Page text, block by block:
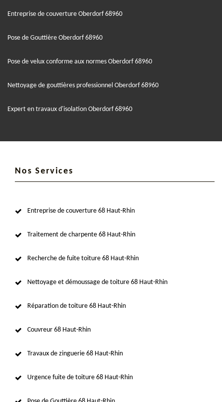
Entreprise de couverture Oberdorf 68960
Pose de Gouttière Oberdorf 68960
Pose de velux conforme aux normes Oberdorf 68960
Nettoyage de gouttières professionnel Oberdorf 68960
Expert en travaux d'isolation Oberdorf 68960
Nos Services
Entreprise de couverture 68 Haut-Rhin
Traitement de charpente 68 Haut-Rhin
Recherche de fuite toiture 68 Haut-Rhin
Nettoyage et démoussage de toiture 68 Haut-Rhin
Réparation de toiture 68 Haut-Rhin
Couvreur 68 Haut-Rhin
Travaux de zinguerie 68 Haut-Rhin
Urgence fuite de toiture 68 Haut-Rhin